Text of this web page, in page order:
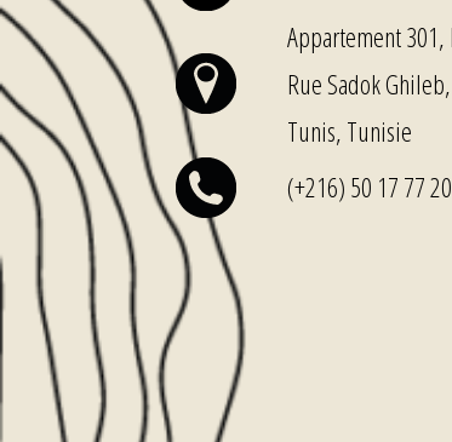
Appartement
Rue Sadok
Tunis, Tunisie
(+216) 50 17 77 20